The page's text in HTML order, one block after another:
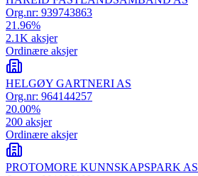
Org.nr: 939743863
21.96%
2.1K aksjer
Ordinære aksjer
HELGØY GARTNERI AS
Org.nr: 964144257
20.00%
200 aksjer
Ordinære aksjer
PROTOMORE KUNNSKAPSPARK AS